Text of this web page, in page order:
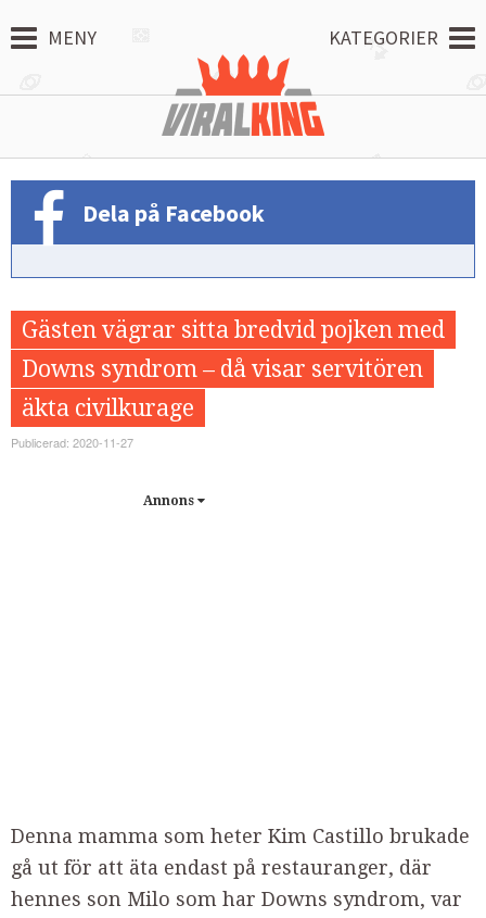
MENY KATEGORIER
Dela på Facebook
Gästen vägrar sitta bredvid pojken med
Downs syndrom – då visar servitören
äkta civilkurage
Publicerad: 2020-11-27
Annons
Denna mamma som heter Kim Castillo brukade
gå ut för att äta endast på restauranger, där
hennes son Milo som har Downs syndrom, var